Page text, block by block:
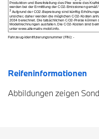
Reifeninformationen
Abbildungen zeigen